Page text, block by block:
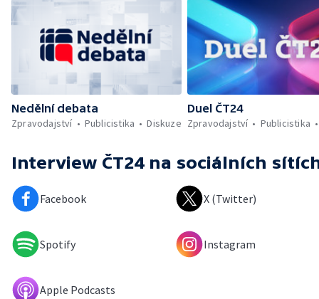
Nedělní debata
Zpravodajství
Publicistika Diskuze
Duel ČT24
Zpravodajství
Publicistika
Interview ČT24 na sociálních
Facebook X (Twitter)
Spotify Instagram
Apple Podcasts